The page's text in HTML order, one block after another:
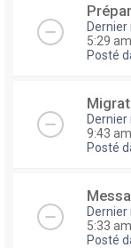
5:29 am
Posté
9:43 am
Posté
5:33 am
Posté